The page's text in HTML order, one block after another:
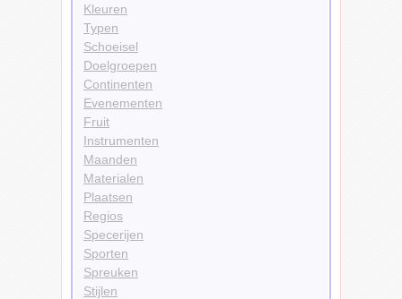
Kleuren
Typen
Schoeisel
Doelgroepen
Continenten
Evenementen
Fruit
Instrumenten
Maanden
Materialen
Plaatsen
Regios
Specerijen
Sporten
Spreuken
Stijlen